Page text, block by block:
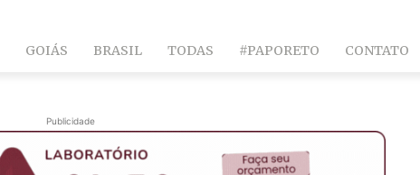
GOIÁS BRASIL TODAS #PAPORETO CONTATO
Publicidade